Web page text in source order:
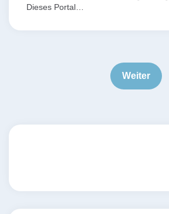
Dieses Portal…
Weiter